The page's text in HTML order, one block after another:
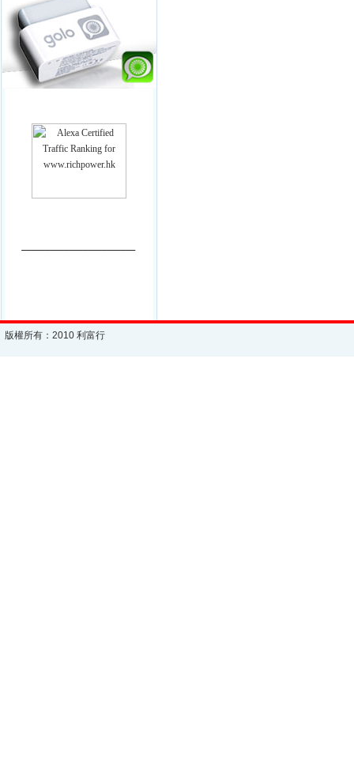
版權所有：2010 利富行